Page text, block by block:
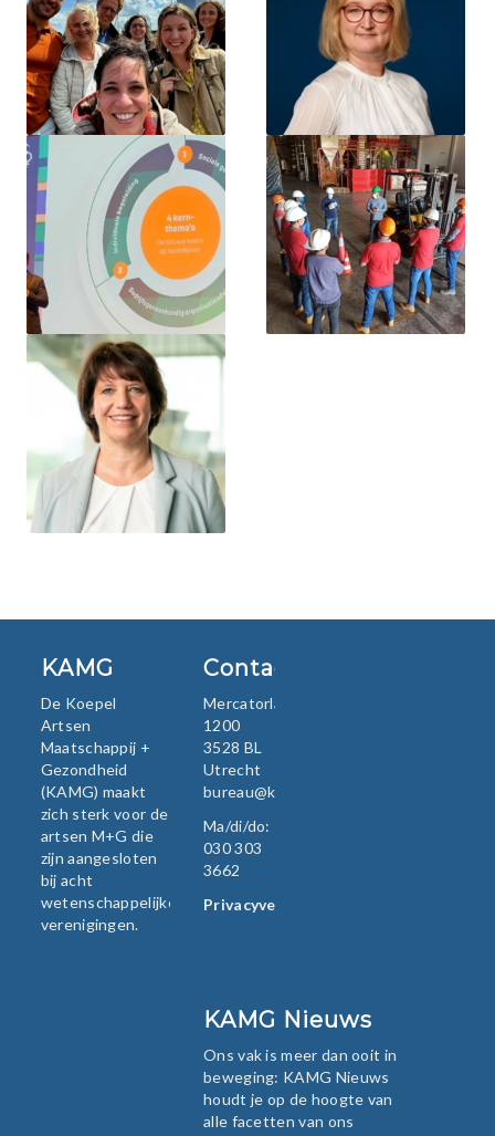
KAMG
De Koepel
Artsen
Maatschappij +
Gezondheid
(KAMG) maakt
zich sterk voor de
artsen M+G die
zijn aangesloten
bij acht
wetenschappelijke
verenigingen.
Contact
Mercatorlaan
1200
3528 BL
Utrecht
bureau@kamg.nl
Ma/di/do:
030 303
3662
Privacyverklaring
KAMG Nieuws
Ons vak is meer dan ooit in
beweging: KAMG Nieuws
houdt je op de hoogte van
alle facetten van ons